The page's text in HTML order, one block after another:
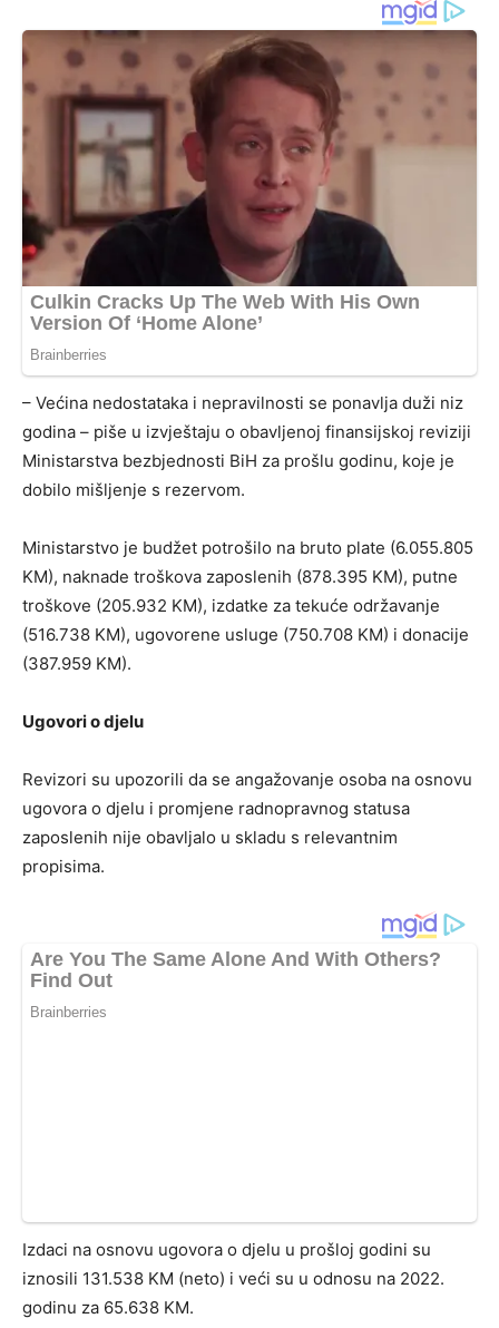
– Većina nedostataka i nepravilnosti se ponavlja duži niz
godina – piše u izvještaju o obavljenoj finansijskoj reviziji
Ministarstva bezbjednosti BiH za prošlu godinu, koje je
dobilo mišljenje s rezervom.
Ministarstvo je budžet potrošilo na bruto plate (6.055.805
KM), naknade troškova zaposlenih (878.395 KM), putne
troškove (205.932 KM), izdatke za tekuće održavanje
(516.738 KM), ugovorene usluge (750.708 KM) i donacije
(387.959 KM).
Ugovori o djelu
Revizori su upozorili da se angažovanje osoba na osnovu
ugovora o djelu i promjene radnopravnog statusa
zaposlenih nije obavljalo u skladu s relevantnim
propisima.
Izdaci na osnovu ugovora o djelu u prošloj godini su
iznosili 131.538 KM (neto) i veći su u odnosu na 2022.
godinu za 65.638 KM.